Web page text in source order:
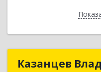
Казанцев